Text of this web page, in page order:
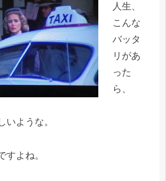
人生、
こんな
バッタ
リがあ
った
ら、
いような。
すよね。